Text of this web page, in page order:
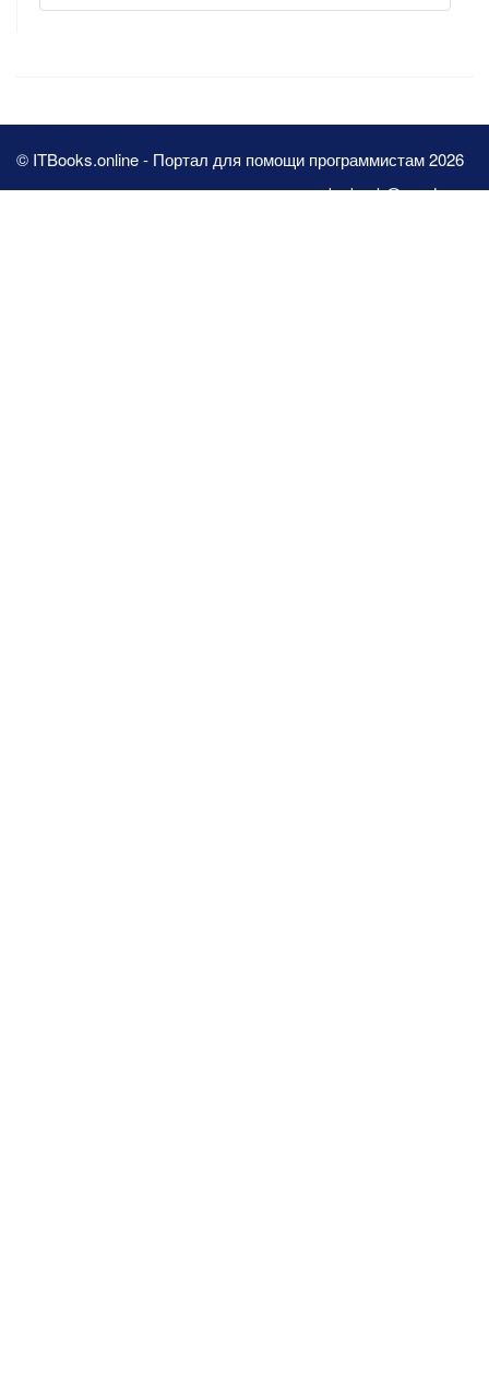
© ITBooks.online - Портал для помощи программистам 2026
pbn.book@yandex.ru